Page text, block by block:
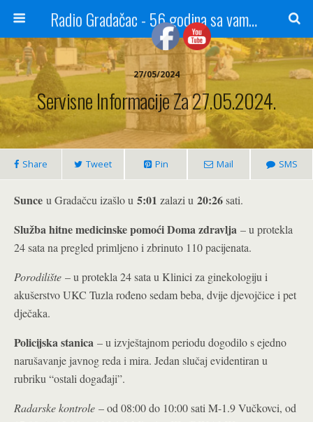
Radio Gradačac - 56 godina sa vama...
27/05/2024
Servisne Informacije Za 27.05.2024.
Share Tweet Pin Mail SMS
Sunce u Gradačcu izašlo u 5:01 zalazi u 20:26sati.
Služba hitne medicinske pomoći Doma zdravlja – u protekla
24 sata na pregled primljeno i zbrinuto 110 pacijenata.
Porodilište – u protekla 24 sata u Klinici za ginekologiju i
akušerstvo UKC Tuzla rođeno sedam beba, dvije djevojčice i pet
dječaka.
Policijska stanica – u izvještajnom periodu dogodilo s ejedno
narušavanje javnog reda i mira. Jedan slučaj evidentiran u
rubriku “ostali događaji”.
Radarske kontrole – od 08:00 do 10:00 sati M-1.9 Vučkovci, od